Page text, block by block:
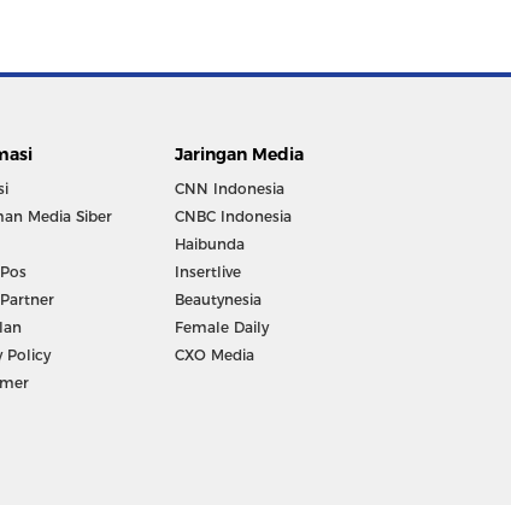
Media Siber
Policy
Jaringan Media
CNN Indonesia
CNBC Indonesia
Haibunda
Insertlive
Beautynesia
Female Daily
CXO Media